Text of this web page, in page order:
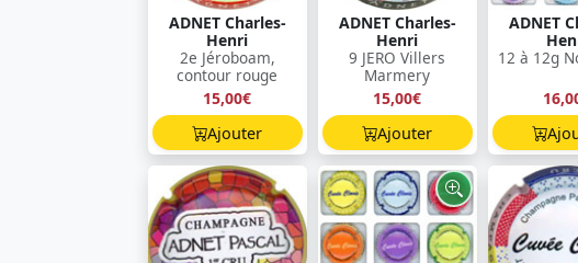
ADNET Charles-
Henri
2e Jéroboam,
contour rouge
15,00€
Ajouter
ADNET Charles-
Henri
9 JERO Villers
Marmery
15,00€
Ajouter
ADNET
12 à 12g